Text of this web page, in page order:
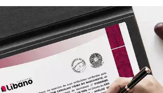
9.Inovações e Perspectivas em
Tecnologias Assistivas
TOTAL: